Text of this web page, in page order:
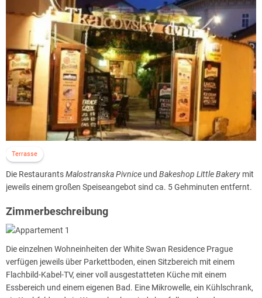
Terrasse
Die RestaurantsMalostranska Pivnice und Bakeshop Little Bakery mit
jeweils einem großen Speiseangebot sind ca. 5 Gehminuten entfernt.
Zimmerbeschreibung
Die einzelnen Wohneinheiten der White Swan Residence Prague
verfügen jeweils über Parkettboden, einen Sitzbereich mit einem
Flachbild-Kabel-TV, einer voll ausgestatteten Küche mit einem
Essbereich und einem eigenen Bad. Eine Mikrowelle, ein Kühlschrank,